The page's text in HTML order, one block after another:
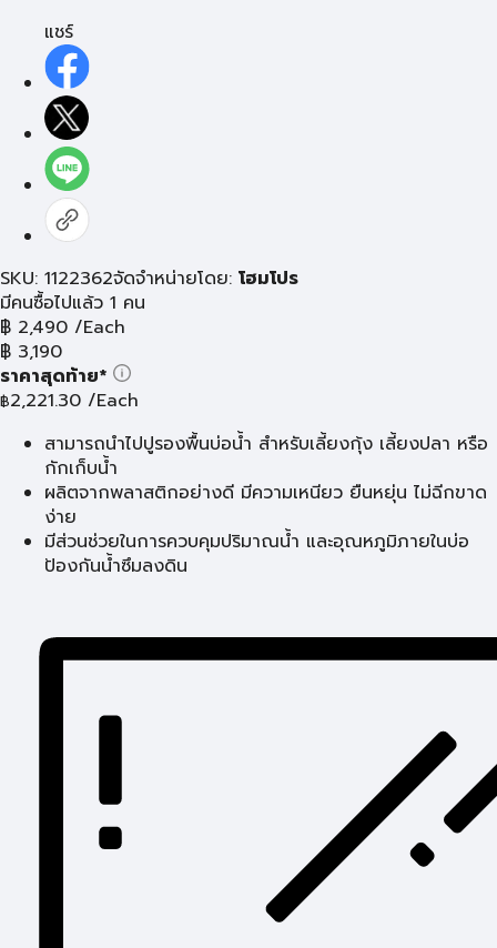
แชร์
SKU: 1122362จัดจำหน่ายโดย: โฮมโปร
มีคนซื้อไปแล้ว 1 คน
฿ 2,490 /Each
฿ 3,190
ราคาสุดท้าย*
฿2,221.30 /Each
สามารถนำไปปูรองพื้นบ่อน้ำ สำหรับเลี้ยงกุ้ง เลี้ยงปลา หรือ
กักเก็บน้ำ
ผลิตจากพลาสติกอย่างดี มีความเหนียว ยืนหยุ่น ไม่ฉีกขาด
ง่าย
มีส่วนช่วยในการควบคุมปริมาณน้ำ และอุณหภูมิภายในบ่อ
ป้องกันน้ำซึมลงดิน